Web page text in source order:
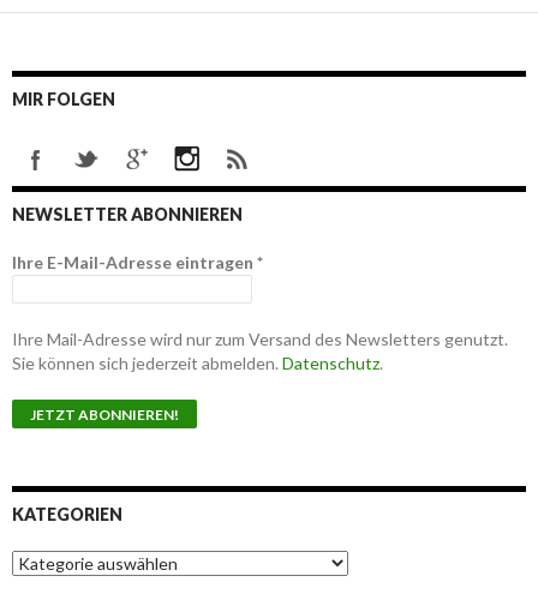
MIR FOLGEN
NEWSLETTER ABONNIEREN
Ihre E-Mail-Adresse eintragen *
Ihre Mail-Adresse wird nur zum Versand des Newsletters genutzt.
Sie können sich jederzeit abmelden. Datenschutz.
KATEGORIEN
K
a